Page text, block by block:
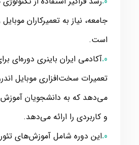
جامعه، نیاز به تعمیرکاران
است.
آکادمی ایران باینری دوره‌ای
تعمیرات سخت‌افزاری موبایل
می‌دهد که به دانشجویان
و کاربردی را ارائه می‌دهد.
این دوره شامل آموزش‌های